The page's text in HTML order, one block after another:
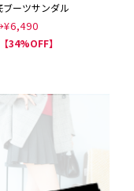
ブーツサンダル
6,490
【34%OFF】